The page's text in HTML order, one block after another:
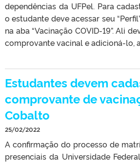
dependências da UFPel. Para
o estudante deve acessar seu
na aba “Vacinação COVID-19”. Ali
comprovante vacinal e adicioná-lo,
Estudantes devem
comprovante de
Cobalto
25/02/2022
A confirmação do processo de
presenciais da Universidade